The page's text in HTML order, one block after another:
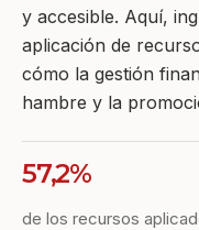
y accesible. Aquí,
aplicación de
cómo la gestión
hambre y la
57,2%
de los recursos